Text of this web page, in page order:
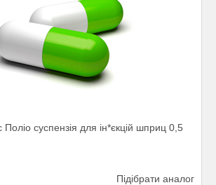
Поліо суспензія для ін*єкцій шприц 0,5
Підібрати аналог